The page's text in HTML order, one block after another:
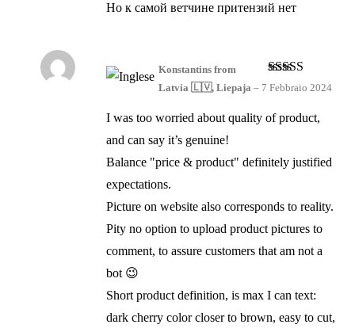
Но к самой ветчине притензий нет
Valutato5su
Konstantins from
Latvia 🇱🇻, Liepaja – 7 Febbraio 2024
I was too worried about quality of product,
and can say it’s genuine!
Balance "price & product" definitely justified
expectations.
Picture on website also corresponds to reality.
Pity no option to upload product pictures to
comment, to assure customers that am not a
bot 😉
Short product definition, is max I can text:
dark cherry color closer to brown, easy to cut,